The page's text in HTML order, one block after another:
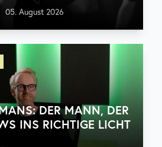
05. August 2026
DER MANN, DER
INS RICHTIGE LICHT